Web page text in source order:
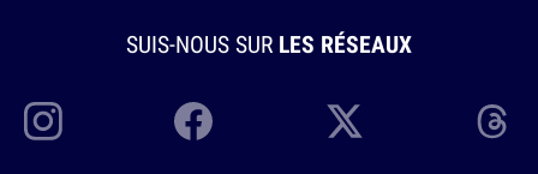
SUIS-NOUS SUR LES RÉSEAUX